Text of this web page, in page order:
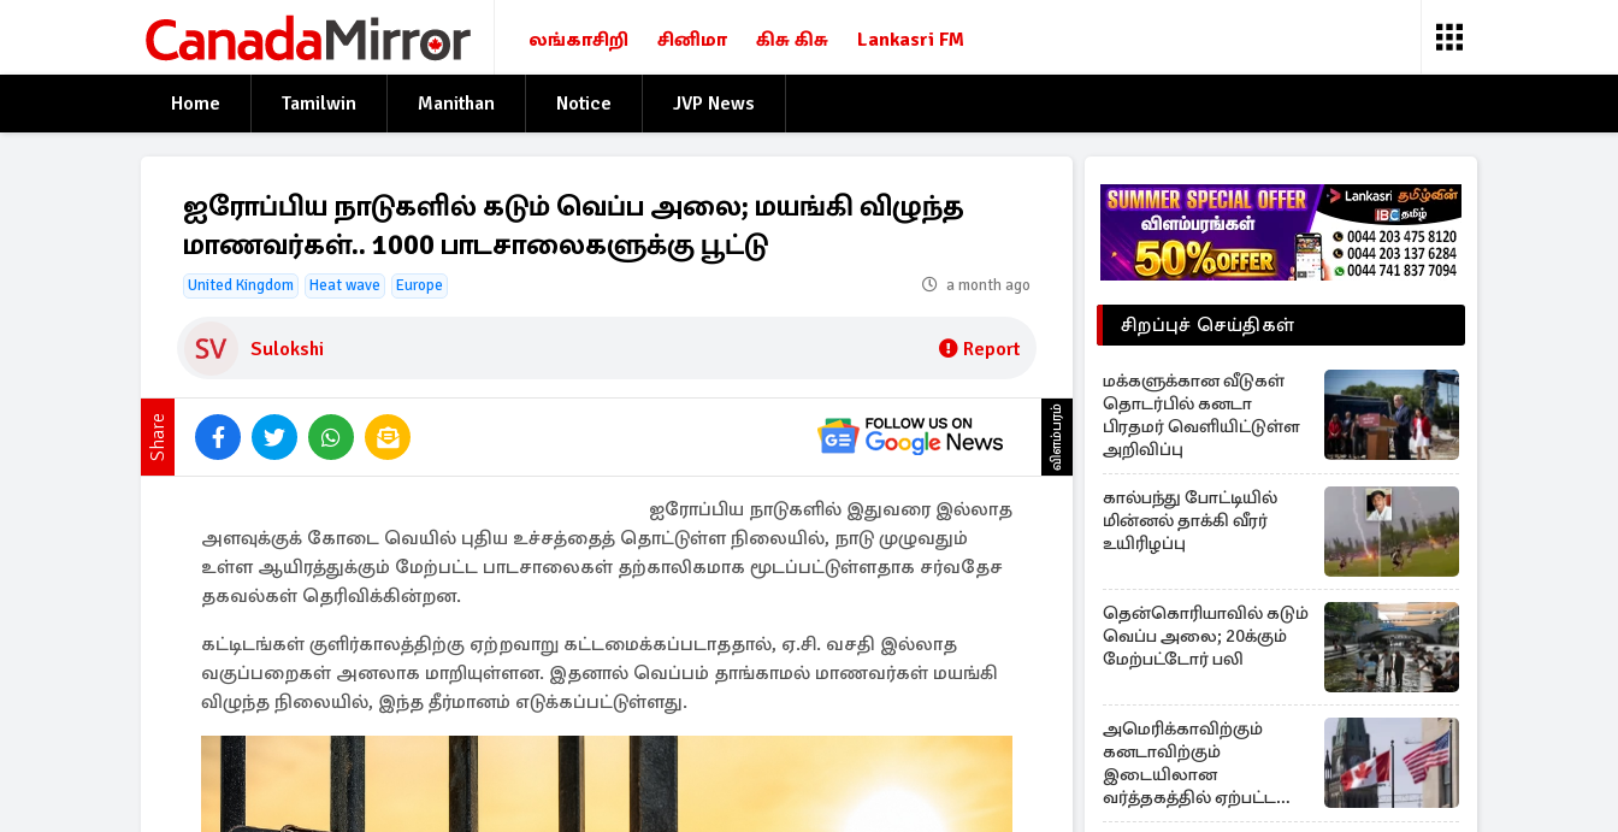
லங்காசிறி சினிமா கிசு கிசு Lankasri FM
Home Tamilwin Manithan Notice JVP News
ஐரோப்பிய நாடுகளில் கடும் வெப்ப அலை; மயங்கி விழுந்த
மாணவர்கள்.. 1000 பாடசாலைகளுக்கு பூட்டு
United Kingdom Heat wave Europe a month ago
Sulokshi Report
Share விளம்பரம்
ஐரோப்பிய நாடுகளில் இதுவரை இல்லாத
அளவுக்குக் கோடை வெயில் புதிய உச்சத்தைத் தொட்டுள்ள நிலையில், நாடு முழுவதும்
உள்ள ஆயிரத்துக்கும் மேற்பட்ட பாடசாலைகள் தற்காலிகமாக மூடப்பட்டுள்ளதாக சர்வதேச
தகவல்கள் தெரிவிக்கின்றன.
கட்டிடங்கள் குளிர்காலத்திற்கு ஏற்றவாறு கட்டமைக்கப்படாததால், ஏ.சி. வசதி இல்லாத
வகுப்பறைகள் அனலாக மாறியுள்ளன. இதனால் வெப்பம் தாங்காமல் மாணவர்கள் மயங்கி
விழுந்த நிலையில், இந்த தீர்மானம் எடுக்கப்பட்டுள்ளது.
சிறப்புச் செய்திகள்
மக்களுக்கான வீடுகள்
தொடர்பில் கனடா
பிரதமர் வெளியிட்டுள்ள
அறிவிப்பு
கால்பந்து போட்டியில்
மின்னல் தாக்கி வீரர்
உயிரிழப்பு
தென்கொரியாவில் கடும்
வெப்ப அலை; 20க்கும்
மேற்பட்டோர் பலி
அமெரிக்காவிற்கும்
கனடாவிற்கும்
இடையிலான
வர்த்தகத்தில் ஏற்பட்ட
மாற்றம்